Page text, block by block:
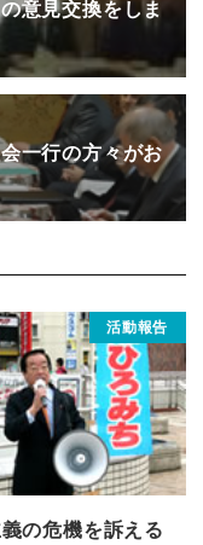
意見交換をしま
一行の方々がお
活動報告
の危機を訴える